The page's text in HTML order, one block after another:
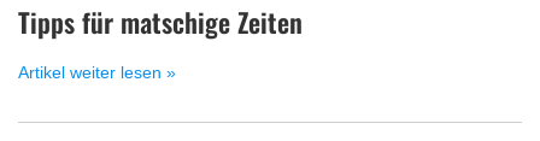
Tipps für matschige Zeiten
Artikel weiter lesen »